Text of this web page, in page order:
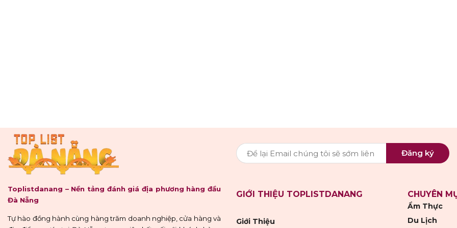
Đăng ký
Toplistdanang – Nền tảng đánh giá địa phương hàng đầu
Đà Nẵng
Tự hào đồng hành cùng hàng trăm doanh nghiệp, cửa hàng và
GIỚI THIỆU TOPLISTDANANG
Giới Thiệu
CHUYÊN
Ẩm Thực
Du Lịch